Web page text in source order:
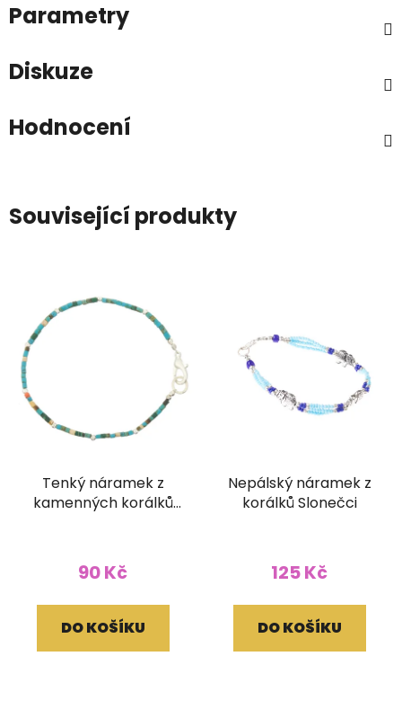
Parametry
Diskuze
Hodnocení
Související produkty
Tenký náramek z
kamenných korálků
90 Kč
DO KOŠÍKU
Nepálský náramek z
korálků Slonečci
125 Kč
DO KOŠÍKU